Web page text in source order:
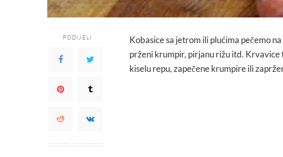
PODIJELI
Kobasice sa jetrom ili plućima pečemo
prženi krumpir, pirjanu rižu itd. Krvavice
kiselu repu, zapečene krumpire ili